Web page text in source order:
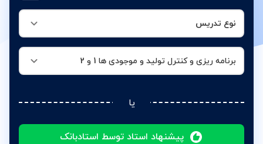
نوع تدریس
برنامه ریزی و کنترل تولید و موجودی ها 1 و 2
یا
پیشنهاد استاد توسط استادبانک